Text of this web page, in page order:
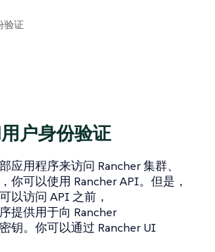
验证
户身份验证
应用程序来访问 Rancher 集群、
你可以使用 Rancher API。但是，
以访问 API 之前，
提供用于向 Rancher
钥。你可以通过 Rancher UI